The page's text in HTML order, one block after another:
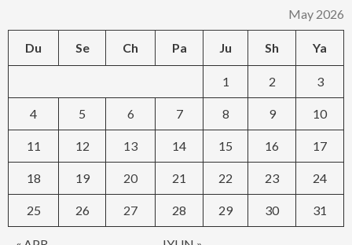
May 2026
Du Se Ch Pa Ju Sh Ya
1 2 3
4 5 6 7 8 9 10
11 12 13 14 15 16 17
18 19 20 21 22 23 24
25 26 27 28 29 30 31